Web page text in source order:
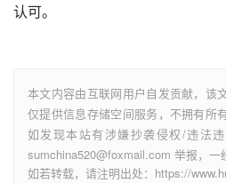
认可。
本文内容由互联网用户自发贡献，该
仅提供信息存储空间服务，不拥有所
如发现本站有涉嫌抄袭侵权/违法
sumchina520@foxmail.com 举报，一
如若转载，请注明出处：https://